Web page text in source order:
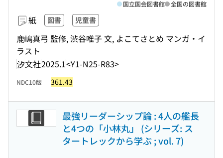
紙 図書 児童書
鹿嶋真弓 監修, 渋谷唯子 文, よこてさとめ マンガ・イ
ラスト
汐文社2025.1<Y1-N25-R83>
国立国会図書館 全国の図書館
NDC10版 361.43
最強リーダーシップ論 : 4人の艦長
と4つの「小林丸」 (シリーズ: ス
タートレックから学ぶ ; vol. 7)